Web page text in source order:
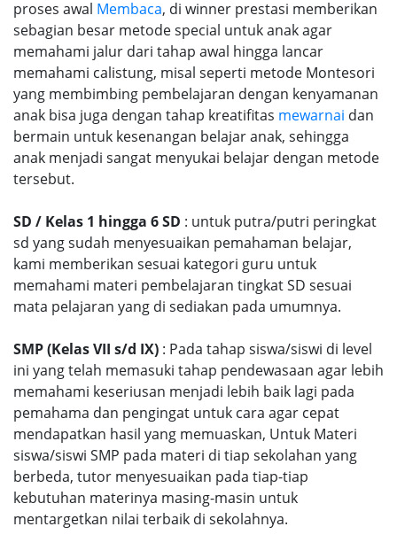
proses awal Membaca, di winner prestasi memberikan
sebagian besar metode special untuk anak agar
memahami jalur dari tahap awal hingga lancar
memahami calistung, misal seperti metode Montesori
yang membimbing pembelajaran dengan kenyamanan
anak bisa juga dengan tahap kreatifitas mewarnai dan
bermain untuk kesenangan belajar anak, sehingga
anak menjadi sangat menyukai belajar dengan metode
tersebut.
SD / Kelas 1 hingga 6 SD : untuk putra/putri peringkat
sd yang sudah menyesuaikan pemahaman belajar,
kami memberikan sesuai kategori guru untuk
memahami materi pembelajaran tingkat SD sesuai
mata pelajaran yang di sediakan pada umumnya.
SMP (Kelas VII s/d IX) : Pada tahap siswa/siswi di level
ini yang telah memasuki tahap pendewasaan agar lebih
memahami keseriusan menjadi lebih baik lagi pada
pemahama dan pengingat untuk cara agar cepat
mendapatkan hasil yang memuaskan, Untuk Materi
siswa/siswi SMP pada materi di tiap sekolahan yang
berbeda, tutor menyesuaikan pada tiap-tiap
kebutuhan materinya masing-masin untuk
mentargetkan nilai terbaik di sekolahnya.